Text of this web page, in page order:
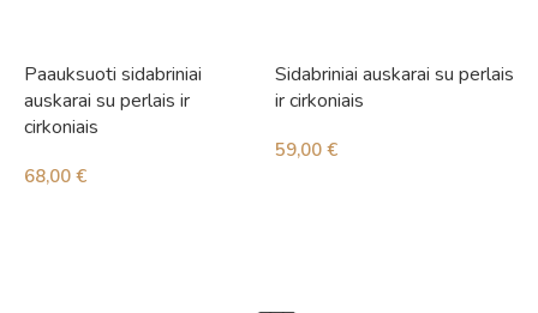
Paauksuoti sidabriniai
auskarai su perlais ir
cirkoniais
68,00 €
Sidabriniai auskarai su perlais
ir cirkoniais
59,00 €